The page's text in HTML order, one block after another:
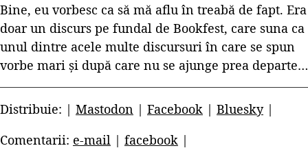
Bine, eu vorbesc ca să mă aflu în treabă de fapt. Era
doar un discurs pe fundal de Bookfest, care suna ca
unul dintre acele multe discursuri în care se spun
vorbe mari și după care nu se ajunge prea departe…
Distribuie: | Mastodon | Facebook | Bluesky|
Comentarii: e-mail | facebook |